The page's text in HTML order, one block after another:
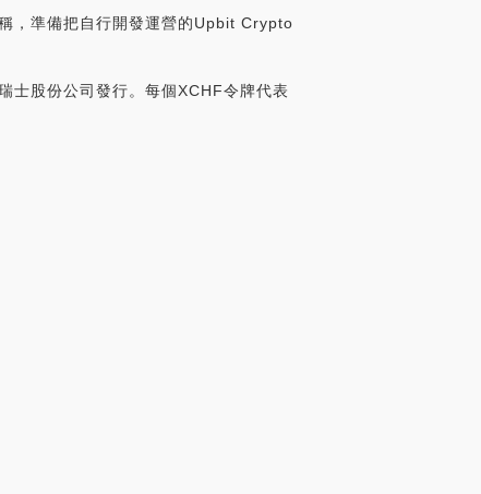
，準備把自行開發運營的Upbit Crypto
士股份公司發行。每個XCHF令牌代表